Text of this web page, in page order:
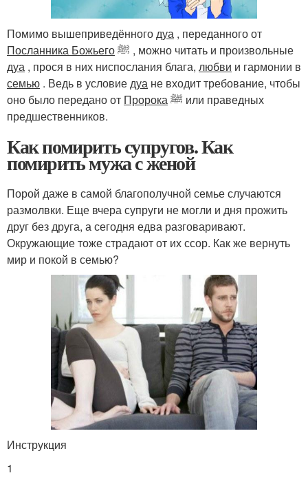
Помимо вышеприведённогодуа , переданного от
Посланника Божьегоﷺ , можно читать и произвольные
дуа , прося в них ниспослания блага, любви и гармонии в
семью . Ведь в условиедуа не входит требование, чтобы
оно было передано от Пророкаﷺ или праведных
предшественников.
Как помирить супругов. Как
помирить мужа с женой
Порой даже в самой благополучной семье случаются
размолвки. Еще вчера супруги не могли и дня прожить
друг без друга, а сегодня едва разговаривают.
Окружающие тоже страдают от их ссор. Как же вернуть
мир и покой в семью?
Инструкция
1